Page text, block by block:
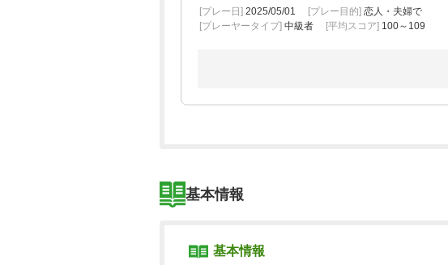
[プレー日] 2025/05/01 [プレー目的] 恋人・夫婦で
[プレーヤータイプ] 中級者 [平均スコア] 100～109
基本情報
基本情報